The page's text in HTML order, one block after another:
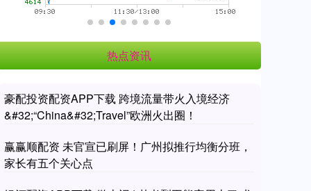
热点资讯
豪配投资配资APP下载 跨境流量带火入境经济
&#32;“China&#32;Travel”欧洲火出圈！
赢赢顺配资 未官宣已刷屏！广州拟推行均衡分班，
家长有五个关心点